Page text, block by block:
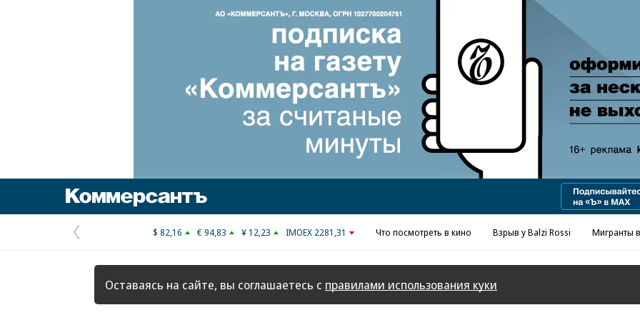
Реклама в «Ъ» www.kommersant.ru/ad
Предыдущая
страница
$ 82,16 € 94,83 ¥ 12,23 IMOEX 2281,31 Что посмотреть в кино Взрыв у Balzi Rossi Мигранты
Оставаясь на сайте, вы соглашаетесь с правилами использования куки